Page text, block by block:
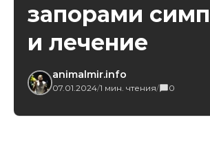
запорами
и лечение
animalmir.info
07.01.2024/1 мин. чтения/ 0